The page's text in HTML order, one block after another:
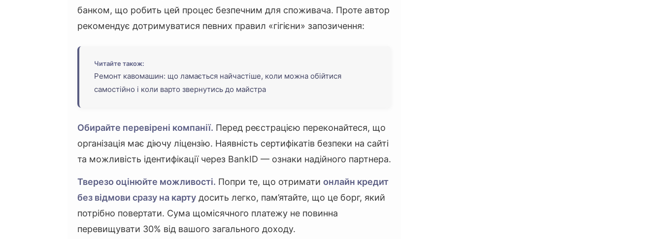
банком, що робить цей процес безпечним для споживача. Проте автор
рекомендує дотримуватися певних правил «гігієни» запозичення:
Читайте також:
Ремонт кавомашин: що ламається найчастіше, коли можна обійтися
самостійно і коли варто звернутись до майстра
Обирайте перевірені компанії. Перед реєстрацією переконайтеся, що
організація має діючу ліцензію. Наявність сертифікатів безпеки на сайті
та можливість ідентифікації через BankID — ознаки надійного партнера.
Тверезо оцінюйте можливості. Попри те, що отримати онлайн кредит
без відмови сразу на карту досить легко, пам’ятайте, що це борг, який
потрібно повертати. Сума щомісячного платежу не повинна
перевищувати 30% від вашого загального доходу.